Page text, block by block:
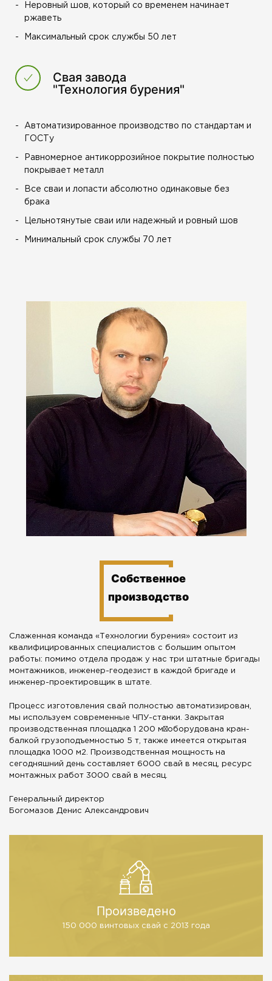
Неровный шов, который со временем начинает
ржаветь
Максимальный срок службы 50 лет
Свая завода
"Технология бурения"
Автоматизированное производство по стандартам и
ГОСТу
Равномерное антикоррозийное покрытие полностью
покрывает металл
Все сваи и лопасти абсолютно одинаковые без
брака
Цельнотянутые сваи или надежный и ровный шов
Минимальный срок службы 70 лет
Собственное
производство
Слаженная команда «Технологии бурения» состоит из
квалифицированных специалистов с большим опытом
работы: помимо отдела продаж у нас три штатные бригады
монтажников, инженер-геодезист в каждой бригаде и
инженер-проектировщик в штате.
Процесс изготовления свай полностью автоматизирован,
мы используем современные ЧПУ-станки. Закрытая
производственная площадка 1 200 м²оборудована кран-
балкой грузоподъемностью 5 т, также имеется открытая
площадка 1000 м2. Производственная мощность на
сегодняшний день составляет 6000 свай в месяц, ресурс
монтажных работ 3000 свай в месяц.
Генеральный директор
Богомазов Денис Александрович
Произведено
150 000 винтовых свай с 2013 года